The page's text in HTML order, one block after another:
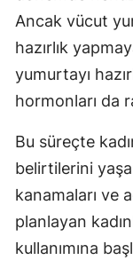
Ancak vücut
hazırlık
yumurtayı
hormonları da
Bu süreçte
belirtilerini
kanamaları ve
planlayan
kullanımına